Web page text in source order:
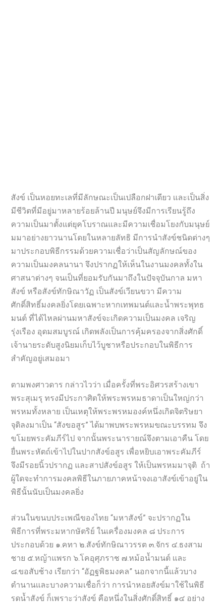
สังข์ เป็นหอยทะเลที่มีลักษณะเป็นเปลือกฝาเดียว และเป็นสิ่ง
มีชีวิตที่มีอยู่มาหลายร้อยล้านปี มนุษย์จึงมีการเรียนรู้ถึง
ความเป็นมาตั้งแต่ยุคโบราณและมีความเชื่อมโยงกับมนุษย์
มมาอย่างยาวนานโดยในหลายลัทธิ มีการนำสังข์ชนิดต่างๆ
มาประกอบพิธีกรรมด้วยความเชื่อว่าเป็นสัญลักษณ์ของ
ความเป็นมงคลนานา จึงปรากฏให้เห็นในงานมงคลทั้งใน
ศาสนาต่างๆ จนเป็นที่ยอมรับกันมาถึงในปัจจุบันกาล มหา
สังข์ หรือสังข์ทักษิณาวัฏ เป็นสังข์เวียนขวา มีความ
ศักดิ์สิทธิ์มงคลยิ่งโดยเฉพาะหากเทพมนต์และน้ำพระพุทธ
มนต์ ที่ได้ไหลผ่านมหาสังข์จะเกิดความเป็นมงคล เจริญ
รุ่งเรือง อุดมสมบูรณ์ เกิดพลังเป็นการคุ้มครองจากสิ่งศักดิ์
เจ้านายระดับสูงนิยมเก็บไว้บูชาหรือประกอบในพิธีการ
สำคัญอยู่เสมอมา
ตามพงศาวดาร กล่าวไวว่า เมื่อครั้งที่พระอิศวรสร้างเขา
พระสุเมรุ ทรงมีประกาศิตให้พระพรหมธาดาเป็นใหญ่กว่า
พรหมทั้งหลาย เป็นเหตุให้พระพรหมองค์หนึ่งเกิดจิตริษยา
จุติลงมาเป็น “สังขอสูร” ได้มาพบพระพรหมขณะบรรทม จึง
ขโมยพระคัมภีร์ไป จากนั้นพระนารายณ์จึงตามเอาคืน โดย
ยื่นพระหัตถ์เข้าไปในปากสังข์อสูร เพื่อหยิบเอาพระคัมภีร์
จึงมีรอยนิ้วปรากฏ และสาปสังข์อสูร ให้เป็นพรหมมาจุติ ถ้า
ผู้ใดจะทำการมงคลพิธีในภายภาคหน้าจงเอาสังข์เข้าอยู่ใน
พิธีนั้นนับเป็นมงคลยิ่ง
ส่วนในขนบประเพณีของไทย “มหาสังข์” จะปรากฏใน
พิธีการที่พระมหากษัตริย์ ในเครื่องมงคล ๘ ประการ
ประกอบด้วย ๑.คทา ๒.สังข์ทักษิณาวรรต ๓.จักร ๔.ธงสาม
ชาย ๕.หญ้าแพรก ๖.โคอุศุภราช ๗.หม้อน้ำมนต์ และ
๘.ขอสับช้าง เรียกว่า “อัฏฐพิธมงคล” นอกจากนี้แล้วบาง
ตำนานและบางความเชื่อก็ว่า การนำหอยสังข์มาใช้ในพิธี
รดน้ำสังข์ ก็เพราะว่าสังข์ คือหนึ่งในสิ่งศักดิ์สิทธิ์ ๑๔ อย่าง